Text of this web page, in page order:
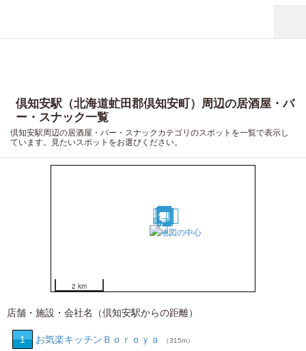
倶知安駅（北海道虻田郡倶知安町）周辺の居酒屋・バ
ー・スナック一覧
倶知安駅周辺の居酒屋・バー・スナックカテゴリのスポットを一覧で表示し
ています。見たいスポットをお選びください。
12
3
4
5
6
7
8
9
10
11
12
13
14
15
16
17
18
19
20
2 km
店舗・施設・会社名（倶知安駅からの距離）
1 お気楽キッチンＢｏｒｏｙａ （315m）